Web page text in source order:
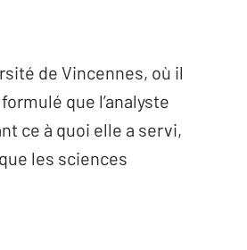
de Vincennes, où il
que l’analyste
ce à quoi elle a servi,
les sciences